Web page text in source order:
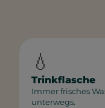
💧
Trinkflasche
Immer frisches
unterwegs.